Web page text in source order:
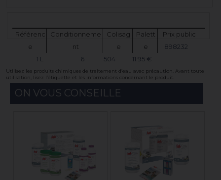
Référenc
e
Conditionneme
nt
Colisag
e
Palett
e
Prix public
898232
1 L
6 504 11.95 €
Utilisez les produits chimiques de traitement d’eau avec précaution. Avant toute
utilisation, lisez l’étiquette et les informations concernant le produit.
ON VOUS CONSEILLE